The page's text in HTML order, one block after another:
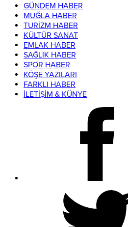
GÜNDEM HABER
MUĞLA HABER
TURİZM HABER
KÜLTÜR SANAT
EMLAK HABER
SAĞLIK HABER
SPOR HABER
KÖŞE YAZILARI
FARKLI HABER
İLETİŞİM & KÜNYE